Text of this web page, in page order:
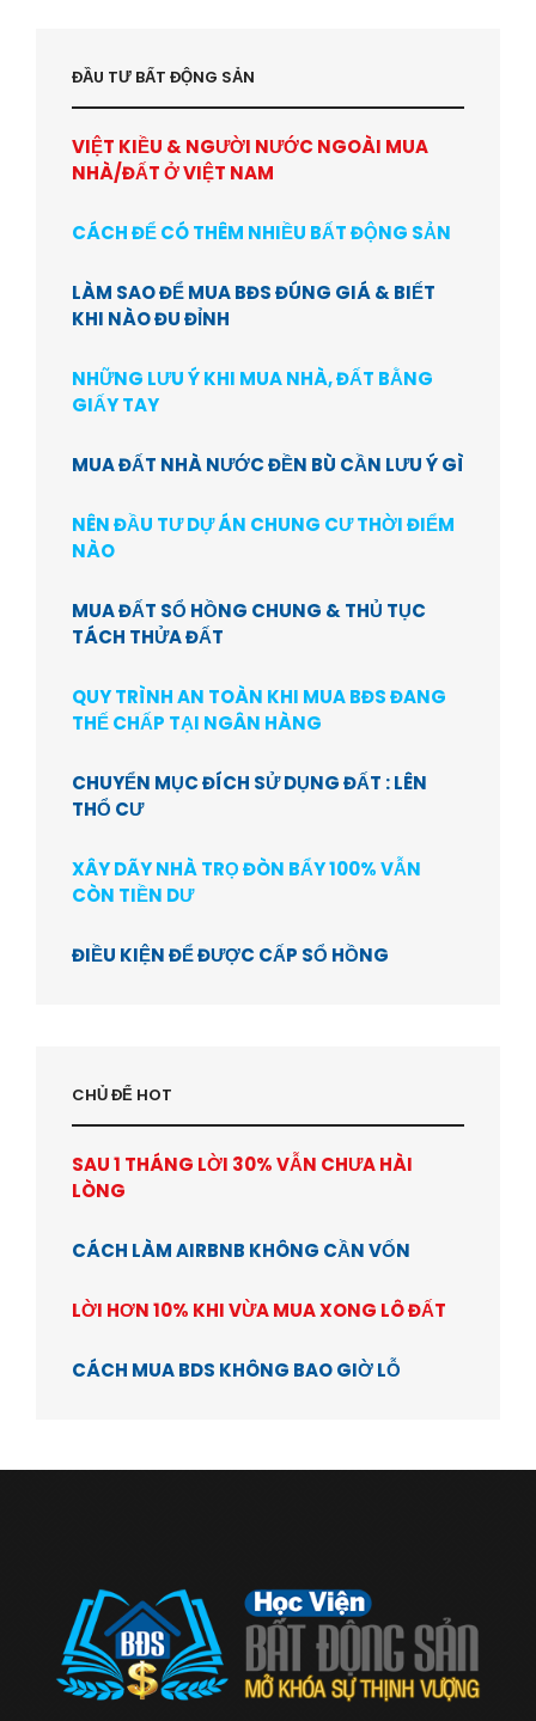
ĐẦU TƯ BẤT ĐỘNG SẢN
VIỆT KIỀU & NGƯỜI NƯỚC NGOÀI MUA
NHÀ/ĐẤT Ở VIỆT NAM
CÁCH ĐỂ CÓ THÊM NHIỀU BẤT ĐỘNG SẢN
LÀM SAO ĐỂ MUA BĐS ĐÚNG GIÁ & BIẾT
KHI NÀO ĐU ĐỈNH
NHỮNG LƯU Ý KHI MUA NHÀ, ĐẤT BẰNG
GIẤY TAY
MUA ĐẤT NHÀ NƯỚC ĐỀN BÙ CẦN LƯU Ý GÌ
NÊN ĐẦU TƯ DỰ ÁN CHUNG CƯ THỜI ĐIỂM
NÀO
MUA ĐẤT SỔ HỒNG CHUNG & THỦ TỤC
TÁCH THỬA ĐẤT
QUY TRÌNH AN TOÀN KHI MUA BĐS ĐANG
THẾ CHẤP TẠI NGÂN HÀNG
CHUYỂN MỤC ĐÍCH SỬ DỤNG ĐẤT : LÊN
THỔ CƯ
XÂY DÃY NHÀ TRỌ ĐÒN BẨY 100% VẪN
CÒN TIỀN DƯ
ĐIỀU KIỆN ĐỂ ĐƯỢC CẤP SỔ HỒNG
CHỦ ĐỂ HOT
SAU 1 THÁNG LỜI 30% VẪN CHƯA HÀI
LÒNG
CÁCH LÀM AIRBNB KHÔNG CẦN VỐN
LỜI HƠN 10% KHI VỪA MUA XONG LÔ ĐẤT
CÁCH MUA BDS KHÔNG BAO GIỜ LỖ